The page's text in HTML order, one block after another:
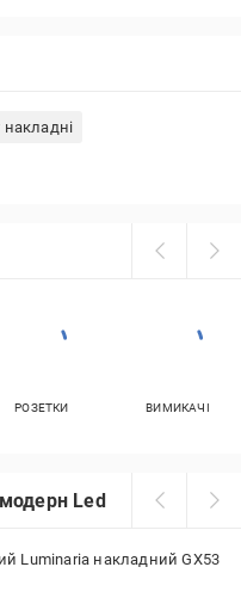
накладні
РОЗЕТКИ ВИМИКАЧІ
модерн Led
Luminaria накладний GX53